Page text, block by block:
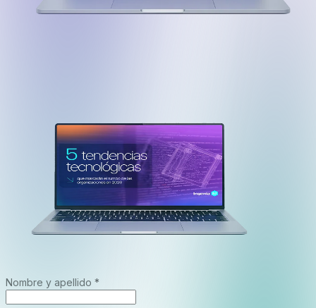
Nombre y apellido *